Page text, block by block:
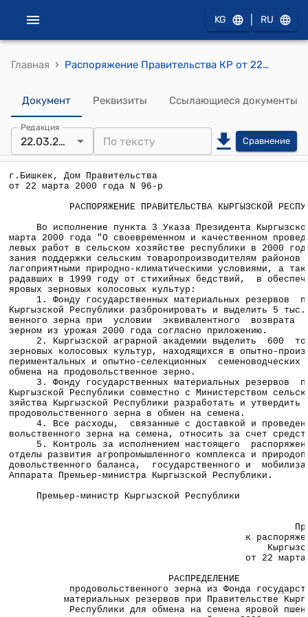
KG RU
Главная › Распоряжение Правительства КР от 22 марта 2000 года №96-р (О разбронировании и выделении продовольственного зерна Фондом госматрезервов КР)
Документ Реквизиты Ссылающиеся документы
Редакция
22.03.2000 Сравнение